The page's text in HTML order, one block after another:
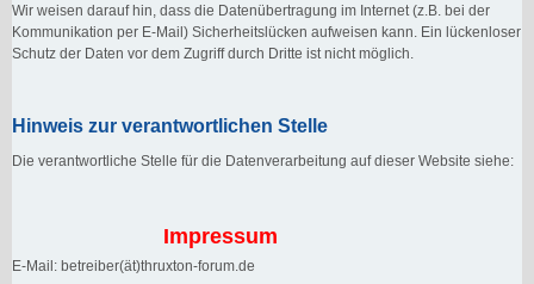
Wir weisen darauf hin, dass die Datenübertragung im Internet (z.B. bei der
Kommunikation per E-Mail) Sicherheitslücken aufweisen kann. Ein lückenloser
Schutz der Daten vor dem Zugriff durch Dritte ist nicht möglich.
Hinweis zur verantwortlichen Stelle
Die verantwortliche Stelle für die Datenverarbeitung auf dieser Website siehe:
Impressum
E-Mail: betreiber(ät)thruxton-forum.de